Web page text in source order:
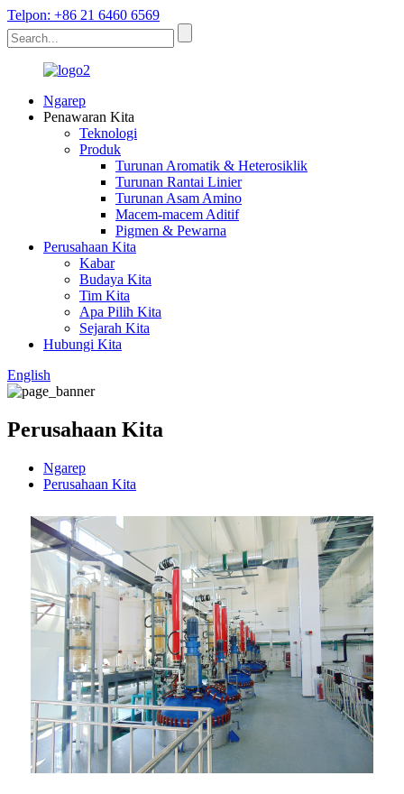
Telpon: +86 21 6460 6569
Ngarep
Penawaran Kita
Teknologi
Produk
Turunan Aromatik & Heterosiklik
Turunan Rantai Linier
Turunan Asam Amino
Macem-macem Aditif
Pigmen & Pewarna
Perusahaan Kita
Kabar
Budaya Kita
Tim Kita
Apa Pilih Kita
Sejarah Kita
Hubungi Kita
English
Perusahaan Kita
Ngarep
Perusahaan Kita